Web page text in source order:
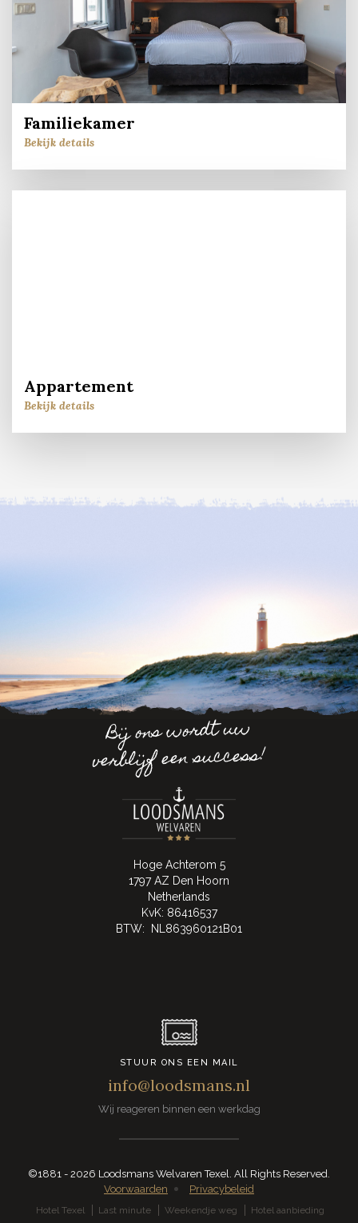
Familiekamer
Bekijk details
Appartement
Bekijk details
Bij ons wordt uw
verblijf een success!
Hoge Achterom 5
1797 AZ Den Hoorn
Netherlands
KvK: 86416537
BTW: NL863960121B01
STUUR ONS EEN MAIL
info@loodsmans.nl
Wij reageren binnen een werkdag
©1881 - 2026 Loodsmans Welvaren Texel. All Rights Reserved.
Voorwaarden
Privacybeleid
Hotel Texel Last minute Weekendje weg Hotel aanbieding